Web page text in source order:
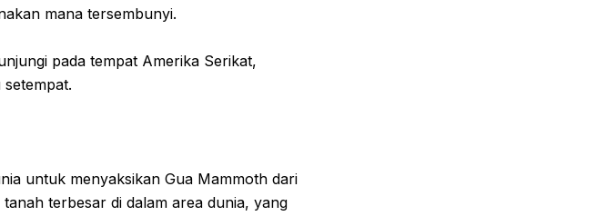
mana tersembunyi.
pada tempat Amerika Serikat,
untuk menyaksikan Gua Mammoth dari
terbesar di dalam area dunia, yang